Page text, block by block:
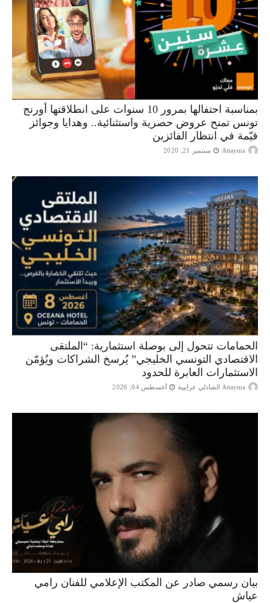
بمناسبة احتفالها بمرور 10 سنوات على انطلاقتها أورنج
تونس تمنح عروض حصرية واستثنائية.. وهدايا وجوائز
قيّمة في انتظار الفائزين
Attayma سبتمبر 21, 2020
الحمامات تتحول إلى بوصلة استثمارية: “الملتقى
الاقتصادي التونسي الخليجي” يُرسخ الشراكات ويُؤمّن
الاستثمارات العابرة للحدود
Attayma الشاذلي عرايبية أغسطس 04, 2026
بيان رسمي صادر عن المكتب الإعلامي للفنان رامي
عياش